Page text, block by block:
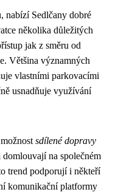
nabízí Sedlčany dobré
několika důležitých
jak z směru od
Většina významných
vlastními parkovacími
usnadňuje využívání
sdílené dopravy
na společném
trend podporují i někteří
komunikační platformy